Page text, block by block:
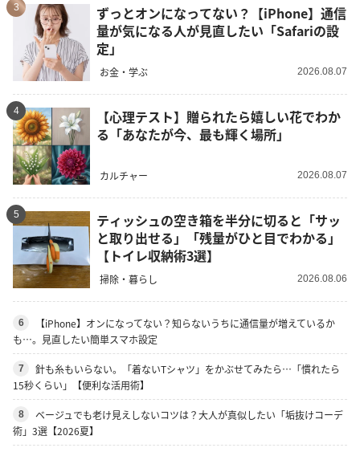
3
ずっとオンになってない？【iPhone】通信
量が気になる人が見直したい「Safariの設
定」
お金・学ぶ 2026.08.07
4
【心理テスト】贈られたら嬉しい花でわか
る「あなたが今、最も輝く場所」
カルチャー 2026.08.07
5
ティッシュの空き箱を半分に切ると「サッ
と取り出せる」「残量がひと目でわかる」
【トイレ収納術3選】
掃除・暮らし 2026.08.06
6
【iPhone】オンになってない？知らないうちに通信量が増えているか
も…。見直したい簡単スマホ設定
7
針も糸もいらない。「着ないTシャツ」をかぶせてみたら…「慣れたら
15秒くらい」【便利な活用術】
8
ベージュでも老け見えしないコツは？大人が真似したい「垢抜けコーデ
術」3選【2026夏】